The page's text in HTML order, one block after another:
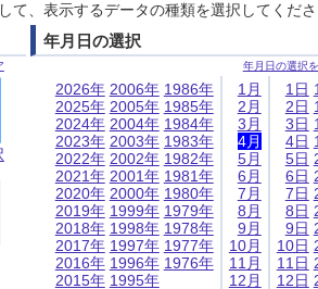
て、表示するデータの種類を選択してくだ
年月日の選択
年月日の選択
2026年
2025年
2024年
2023年
2022年
2021年
2020年
2019年
2018年
2017年
2016年
2015年
2006年
2005年
2004年
2003年
2002年
2001年
2000年
1999年
1998年
1997年
1996年
1995年
1986年
1985年
1984年
1983年
1982年
1981年
1980年
1979年
1978年
1977年
1976年
1月
2月
3月
4月
5月
6月
7月
8月
9月
10月
11月
12月
1日
2日
3日
4日
5日
6日
7日
8日
9日
10日
11日
12日